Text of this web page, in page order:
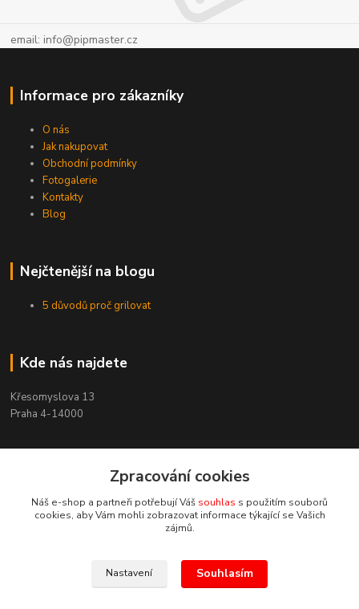
email: info@pipmaster.cz
Informace pro zákazníky
O nás
Jak nakupovat
Obchodní podmínky
Fotogalerie
Kontakty
Blog
Nejčtenější na blogu
5 důvodů proč grilovat
Kde nás najdete
Křesomyslova 13
Praha 4-14000
+420 603 197 240
Zpracování cookies
Náš e-shop a partneři potřebují Váš souhlas s použitím souborů
cookies, aby Vám mohli zobrazovat informace týkající se Vašich
zájmů.
Nastavení Souhlasím